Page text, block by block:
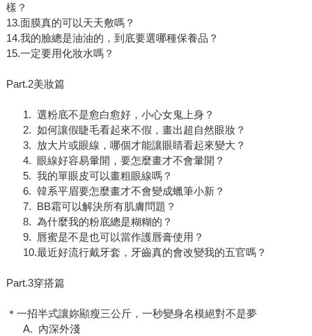
樣？
13.面膜真的可以天天敷嗎？
14.我的臉總是油油的，到底要選哪種保養品？
15.一定要用化妝水嗎？
Part.2美妝篇
1. 選粉底不是愈白愈好，小心女鬼上身？
2. 如何讓假睫毛看起來不假，畫出超自然眼妝？
3. 放大片或眼線，哪個才能讓眼睛看起來變大？
4. 眼線好容易暈開，要怎麼畫才不會暈開？
5. 我的單眼皮可以畫粗眼線嗎？
6. 韓系平眉要怎麼畫才不會變成蠟筆小新？
7. BB霜可以解決所有肌膚問題？
8. 為什麼我的粉底總是糊糊的？
9. 唇蜜是不是也可以當作護唇膏使用？
10.最近好流行戴牙套，牙齒真的會改變我的五官嗎？
Part.3穿搭篇
＊一招半式讓妳顯瘦三公斤，一秒變身名模絕對不是夢
A. 內深外淺